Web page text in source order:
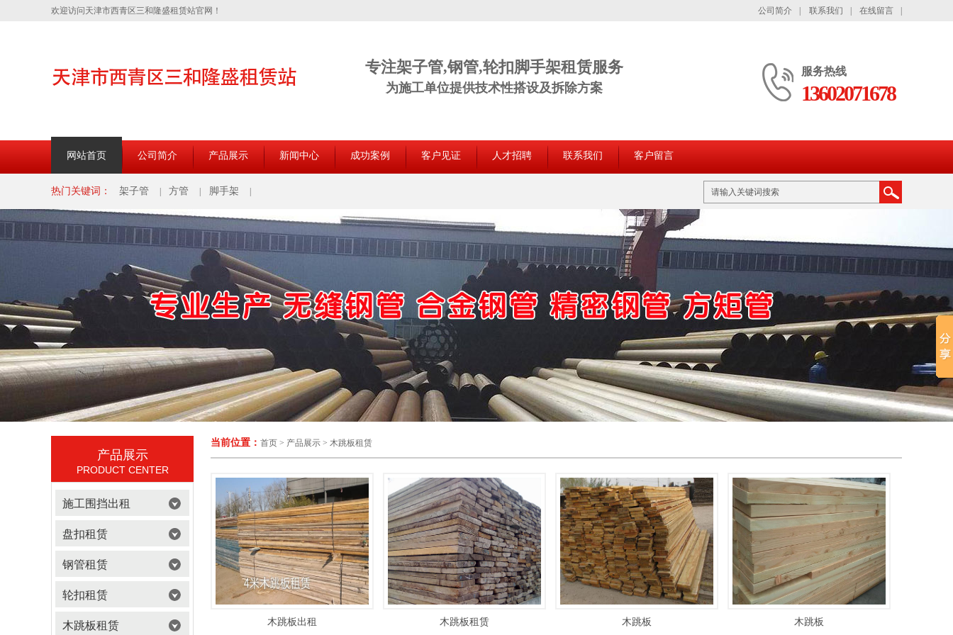
欢迎访问天津市西青区三和隆盛租赁站官网！ 公司简介 联系我们 在线留言
专注架子管,钢管,轮扣脚手架租赁服务
为施工单位提供技术性搭设及拆除方案
服务热线
13602071678
网站首页 公司简介 产品展示 新闻中心 成功案例 客户见证 人才招聘 联系我们 客户留言
热门关键词： 架子管 方管 脚手架
当前位置： 首页 > 产品展示 > 木跳板租赁
木跳板出租 木跳板租赁 木跳板 木跳板
产品展示
PRODUCT CENTER
施工围挡出租
盘扣租赁
钢管租赁
轮扣租赁
木跳板租赁